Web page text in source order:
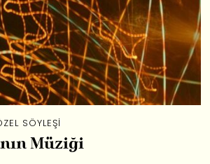
SÖYLEŞI
Müziği